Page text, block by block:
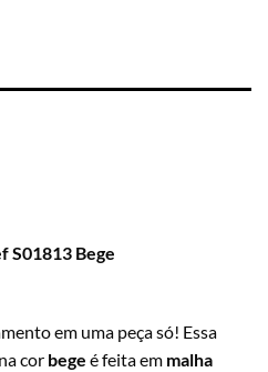
S01813 Bege
em uma peça só! Essa
cor bege é feita em malha